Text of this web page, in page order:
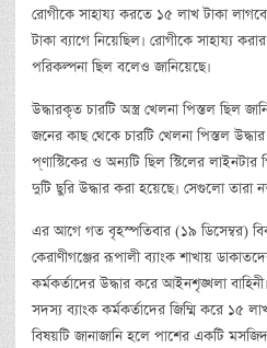
রোগীকে সাহায্য করতে ১৫ লাখ টাকা
টাকা ব্যাগে নিয়েছিল। রোগীকে সাহায্য
পরিকল্পনা ছিল বলেও জানিয়েছে।
উদ্ধারকৃত চারটি অস্ত্র খেলনা পিস্তল ছিল
জনের কাছ থেকে চারটি খেলনা পিস্তল
প্‌ণাস্টিকের ও অন্যটি ছিল স্টিলের
দুটি ছুরি উদ্ধার করা হয়েছে। সেগুলো তারা
এর আগে গত বৃহস্পতিবার (১৯ ডিসেম্বর)
কেরাণীগঞ্জের রূপালী ব্যাংক শাখায়
কর্মকর্তাদের উদ্ধার করে আইনশৃঙ্খলা
সদস্য ব্যাংক কর্মকর্তাদের জিম্মি করে ১৫
বিষয়টি জানাজানি হলে পাশের একটি